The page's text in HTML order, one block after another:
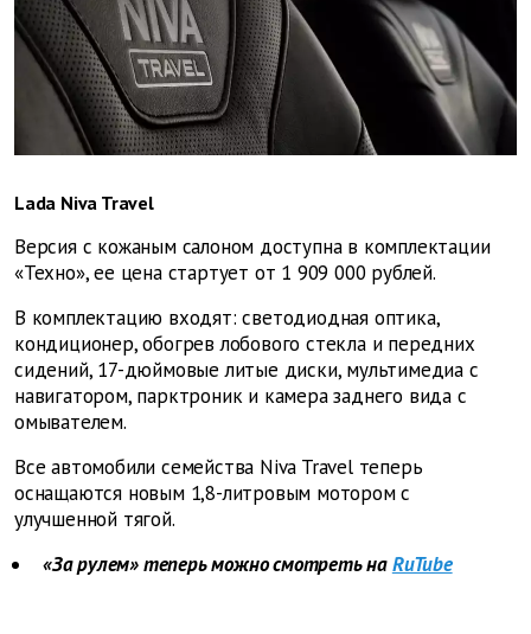
Lada Niva Travel
Версия с кожаным салоном доступна в комплектации
«Техно», ее цена стартует от 1 909 000 рублей.
В комплектацию входят: светодиодная оптика,
кондиционер, обогрев лобового стекла и передних
сидений, 17-дюймовые литые диски, мультимедиа с
навигатором, парктроник и камера заднего вида с
омывателем.
Все автомобили семейства Niva Travel теперь
оснащаются новым 1,8-литровым мотором с
улучшенной тягой.
«За рулем» теперь можно смотреть наRuTube